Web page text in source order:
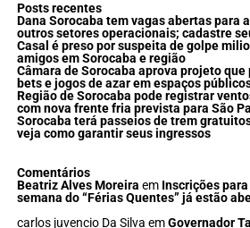
Posts recentes
Dana Sorocaba tem vagas abertas para
outros setores operacionais; cadastre
Casal é preso por suspeita de golpe
amigos em Sorocaba e região
Câmara de Sorocaba aprova projeto
bets e jogos de azar em espaços
Região de Sorocaba pode registrar
com nova frente fria prevista para São
Sorocaba terá passeios de trem
veja como garantir seus ingressos
Comentários
Beatriz Alves Moreira em Inscrições
semana do “Férias Quentes” já estão
carlos juvencio Da Silva emGovernador